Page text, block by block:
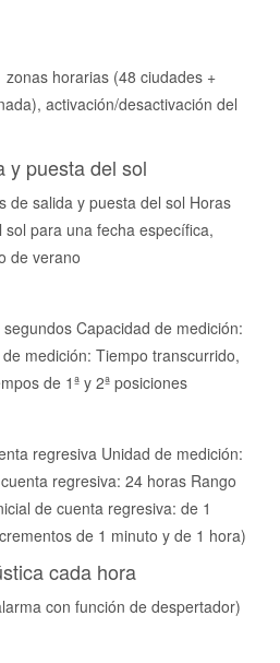
horarias (48 ciudades +
activación/desactivación del
y puesta del sol
de salida y puesta del sol Horas
para una fecha específica,
de verano
Capacidad de medición:
de medición: Tiempo transcurrido,
de 1ª y 2ª posiciones
regresiva Unidad de medición:
regresiva: 24 horas Rango
de cuenta regresiva: de 1
de 1 minuto y de 1 hora)
cada hora
con función de despertador)